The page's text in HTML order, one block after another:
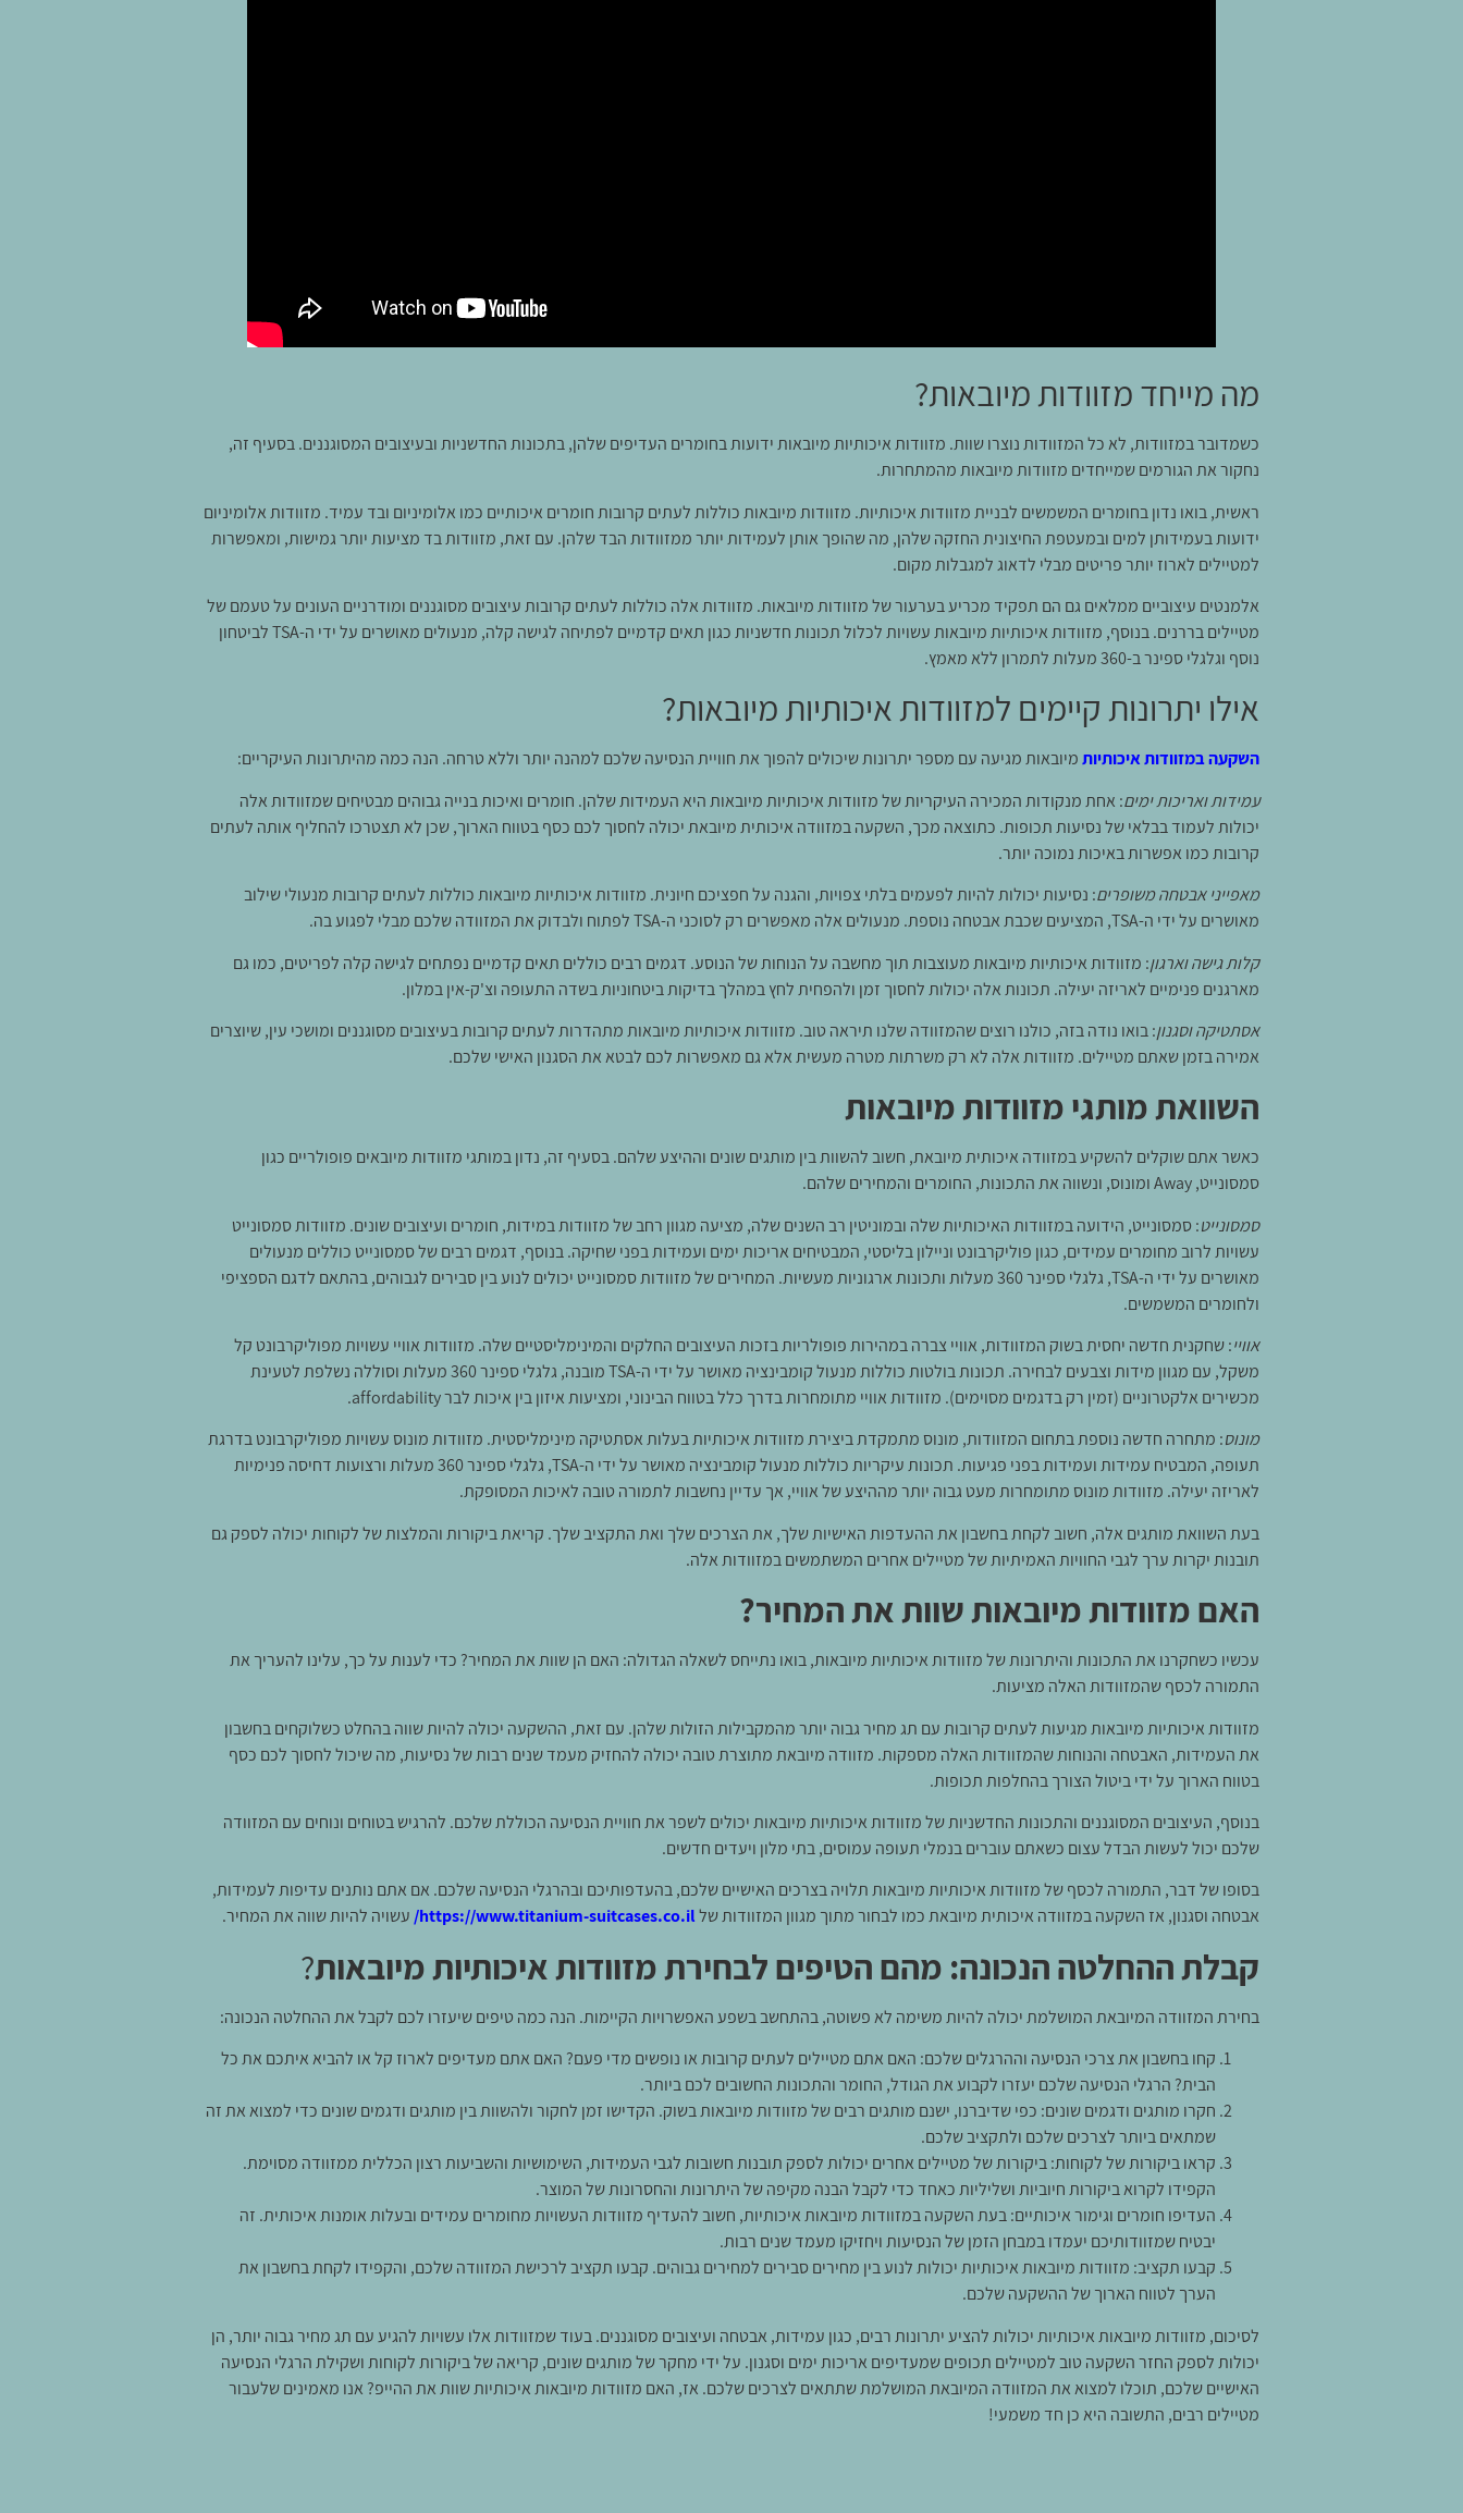
מה מייחד מזוודות מיובאות?
כשמדובר במזוודות, לא כל המזוודות נוצרו שוות. מזוודות איכותיות מיובאות ידועות בחומרים העדיפים שלהן, בתכונות החדשניות ובעיצובים המסוגננים. בסעיף זה,
נחקור את הגורמים שמייחדים מזוודות מיובאות מהמתחרות.
ראשית, בואו נדון בחומרים המשמשים לבניית מזוודות איכותיות. מזוודות מיובאות כוללות לעתים קרובות חומרים איכותיים כמו אלומיניום ובד עמיד. מזוודות אלומיניום
ידועות בעמידותן למים ובמעטפת החיצונית החזקה שלהן, מה שהופך אותן לעמידות יותר ממזוודות הבד שלהן. עם זאת, מזוודות בד מציעות יותר גמישות, ומאפשרות
למטיילים לארוז יותר פריטים מבלי לדאוג למגבלות מקום.
אלמנטים עיצוביים ממלאים גם הם תפקיד מכריע בערעור של מזוודות מיובאות. מזוודות אלה כוללות לעתים קרובות עיצובים מסוגננים ומודרניים העונים על טעמם של
מטיילים בררנים. בנוסף, מזוודות איכותיות מיובאות עשויות לכלול תכונות חדשניות כגון תאים קדמיים לפתיחה לגישה קלה, מנעולים מאושרים על ידי ה-TSA לביטחון
נוסף וגלגלי ספינר ב-360 מעלות לתמרון ללא מאמץ.
אילו יתרונות קיימים למזוודות איכותיות מיובאות?
השקעה במזוודות איכותיותמיובאות מגיעה עם מספר יתרונות שיכולים להפוך את חוויית הנסיעה שלכם למהנה יותר וללא טרחה. הנה כמה מהיתרונות העיקריים:
עמידות ואריכות ימים: אחת מנקודות המכירה העיקריות של מזוודות איכותיות מיובאות היא העמידות שלהן. חומרים ואיכות בנייה גבוהים מבטיחים שמזוודות אלה
יכולות לעמוד בבלאי של נסיעות תכופות. כתוצאה מכך, השקעה במזוודה איכותית מיובאת יכולה לחסוך לכם כסף בטווח הארוך, שכן לא תצטרכו להחליף אותה לעתים
קרובות כמו אפשרות באיכות נמוכה יותר.
מאפייני אבטחה משופרים: נסיעות יכולות להיות לפעמים בלתי צפויות, והגנה על חפציכם חיונית. מזוודות איכותיות מיובאות כוללות לעתים קרובות מנעולי שילוב
מאושרים על ידי ה-TSA, המציעים שכבת אבטחה נוספת. מנעולים אלה מאפשרים רק לסוכני ה-TSA לפתוח ולבדוק את המזוודה שלכם מבלי לפגוע בה.
קלות גישה וארגון: מזוודות איכותיות מיובאות מעוצבות תוך מחשבה על הנוחות של הנוסע. דגמים רבים כוללים תאים קדמיים נפתחים לגישה קלה לפריטים, כמו גם
מארגנים פנימיים לאריזה יעילה. תכונות אלה יכולות לחסוך זמן ולהפחית לחץ במהלך בדיקות ביטחוניות בשדה התעופה וצ'ק-אין במלון.
אסתטיקה וסגנון: בואו נודה בזה, כולנו רוצים שהמזוודה שלנו תיראה טוב. מזוודות איכותיות מיובאות מתהדרות לעתים קרובות בעיצובים מסוגננים ומושכי עין, שיוצרים
אמירה בזמן שאתם מטיילים. מזוודות אלה לא רק משרתות מטרה מעשית אלא גם מאפשרות לכם לבטא את הסגנון האישי שלכם.
השוואת מותגי מזוודות מיובאות
כאשר אתם שוקלים להשקיע במזוודה איכותית מיובאת, חשוב להשוות בין מותגים שונים וההיצע שלהם. בסעיף זה, נדון במותגי מזוודות מיובאים פופולריים כגון
סמסונייט, Away ומונוס, ונשווה את התכונות, החומרים והמחירים שלהם.
סמסונייט: סמסונייט, הידועה במזוודות האיכותיות שלה ובמוניטין רב השנים שלה, מציעה מגוון רחב של מזוודות במידות, חומרים ועיצובים שונים. מזוודות סמסונייט
עשויות לרוב מחומרים עמידים, כגון פוליקרבונט וניילון בליסטי, המבטיחים אריכות ימים ועמידות בפני שחיקה. בנוסף, דגמים רבים של סמסונייט כוללים מנעולים
מאושרים על ידי ה-TSA, גלגלי ספינר 360 מעלות ותכונות ארגוניות מעשיות. המחירים של מזוודות סמסונייט יכולים לנוע בין סבירים לגבוהים, בהתאם לדגם הספציפי
ולחומרים המשמשים.
אוויי: שחקנית חדשה יחסית בשוק המזוודות, אוויי צברה במהירות פופולריות בזכות העיצובים החלקים והמינימליסטיים שלה. מזוודות אוויי עשויות מפוליקרבונט קל
משקל, עם מגוון מידות וצבעים לבחירה. תכונות בולטות כוללות מנעול קומבינציה מאושר על ידי ה-TSA מובנה, גלגלי ספינר 360 מעלות וסוללה נשלפת לטעינת
מכשירים אלקטרוניים (זמין רק בדגמים מסוימים). מזוודות אוויי מתומחרות בדרך כלל בטווח הבינוני, ומציעות איזון בין איכות לבר affordability.
מונוס: מתחרה חדשה נוספת בתחום המזוודות, מונוס מתמקדת ביצירת מזוודות איכותיות בעלות אסתטיקה מינימליסטית. מזוודות מונוס עשויות מפוליקרבונט בדרגת
תעופה, המבטיח עמידות ועמידות בפני פגיעות. תכונות עיקריות כוללות מנעול קומבינציה מאושר על ידי ה-TSA, גלגלי ספינר 360 מעלות ורצועות דחיסה פנימיות
לאריזה יעילה. מזוודות מונוס מתומחרות מעט גבוה יותר מההיצע של אוויי, אך עדיין נחשבות לתמורה טובה לאיכות המסופקת.
בעת השוואת מותגים אלה, חשוב לקחת בחשבון את ההעדפות האישיות שלך, את הצרכים שלך ואת התקציב שלך. קריאת ביקורות והמלצות של לקוחות יכולה לספק גם
תובנות יקרות ערך לגבי החוויות האמיתיות של מטיילים אחרים המשתמשים במזוודות אלה.
האם מזוודות מיובאות שוות את המחיר?
עכשיו כשחקרנו את התכונות והיתרונות של מזוודות איכותיות מיובאות, בואו נתייחס לשאלה הגדולה: האם הן שוות את המחיר? כדי לענות על כך, עלינו להעריך את
התמורה לכסף שהמזוודות האלה מציעות.
מזוודות איכותיות מיובאות מגיעות לעתים קרובות עם תג מחיר גבוה יותר מהמקבילות הזולות שלהן. עם זאת, ההשקעה יכולה להיות שווה בהחלט כשלוקחים בחשבון
את העמידות, האבטחה והנוחות שהמזוודות האלה מספקות. מזוודה מיובאת מתוצרת טובה יכולה להחזיק מעמד שנים רבות של נסיעות, מה שיכול לחסוך לכם כסף
בטווח הארוך על ידי ביטול הצורך בהחלפות תכופות.
בנוסף, העיצובים המסוגננים והתכונות החדשניות של מזוודות איכותיות מיובאות יכולים לשפר את חוויית הנסיעה הכוללת שלכם. להרגיש בטוחים ונוחים עם המזוודה
שלכם יכול לעשות הבדל עצום כשאתם עוברים בנמלי תעופה עמוסים, בתי מלון ויעדים חדשים.
בסופו של דבר, התמורה לכסף של מזוודות איכותיות מיובאות תלויה בצרכים האישיים שלכם, בהעדפותיכם ובהרגלי הנסיעה שלכם. אם אתם נותנים עדיפות לעמידות,
אבטחה וסגנון, אז השקעה במזוודה איכותית מיובאת כמו לבחור מתוך מגוון המזוודות שלhttps://www.titanium-suitcases.co.il/ עשויה להיות שווה את המחיר.
קבלת ההחלטה הנכונה: מהם הטיפים לבחירת מזוודות איכותיות מיובאות?
בחירת המזוודה המיובאת המושלמת יכולה להיות משימה לא פשוטה, בהתחשב בשפע האפשרויות הקיימות. הנה כמה טיפים שיעזרו לכם לקבל את ההחלטה הנכונה:
קחו בחשבון את צרכי הנסיעה וההרגלים שלכם: האם אתם מטיילים לעתים קרובות או נופשים מדי פעם? האם אתם מעדיפים לארוז קל או להביא איתכם את כל
הבית? הרגלי הנסיעה שלכם יעזרו לקבוע את הגודל, החומר והתכונות החשובים לכם ביותר.
חקרו מותגים ודגמים שונים: כפי שדיברנו, ישנם מותגים רבים של מזוודות מיובאות בשוק. הקדישו זמן לחקור ולהשוות בין מותגים ודגמים שונים כדי למצוא את זה
שמתאים ביותר לצרכים שלכם ולתקציב שלכם.
קראו ביקורות של לקוחות: ביקורות של מטיילים אחרים יכולות לספק תובנות חשובות לגבי העמידות, השימושיות והשביעות רצון הכללית ממזוודה מסוימת.
הקפידו לקרוא ביקורות חיוביות ושליליות כאחד כדי לקבל הבנה מקיפה של היתרונות והחסרונות של המוצר.
העדיפו חומרים וגימור איכותיים: בעת השקעה במזוודות מיובאות איכותיות, חשוב להעדיף מזוודות העשויות מחומרים עמידים ובעלות אומנות איכותית. זה
יבטיח שמזוודותיכם יעמדו במבחן הזמן של הנסיעות ויחזיקו מעמד שנים רבות.
קבעו תקציב: מזוודות מיובאות איכותיות יכולות לנוע בין מחירים סבירים למחירים גבוהים. קבעו תקציב לרכישת המזוודה שלכם, והקפידו לקחת בחשבון את
הערך לטווח הארוך של ההשקעה שלכם.
לסיכום, מזוודות מיובאות איכותיות יכולות להציע יתרונות רבים, כגון עמידות, אבטחה ועיצובים מסוגננים. בעוד שמזוודות אלו עשויות להגיע עם תג מחיר גבוה יותר, הן
יכולות לספק החזר השקעה טוב למטיילים תכופים שמעדיפים אריכות ימים וסגנון. על ידי מחקר של מותגים שונים, קריאה של ביקורות לקוחות ושקילת הרגלי הנסיעה
האישיים שלכם, תוכלו למצוא את המזוודה המיובאת המושלמת שתתאים לצרכים שלכם. אז, האם מזוודות מיובאות איכותיות שוות את ההייפ? אנו מאמינים שלעבור
מטיילים רבים, התשובה היא כן חד משמעי!